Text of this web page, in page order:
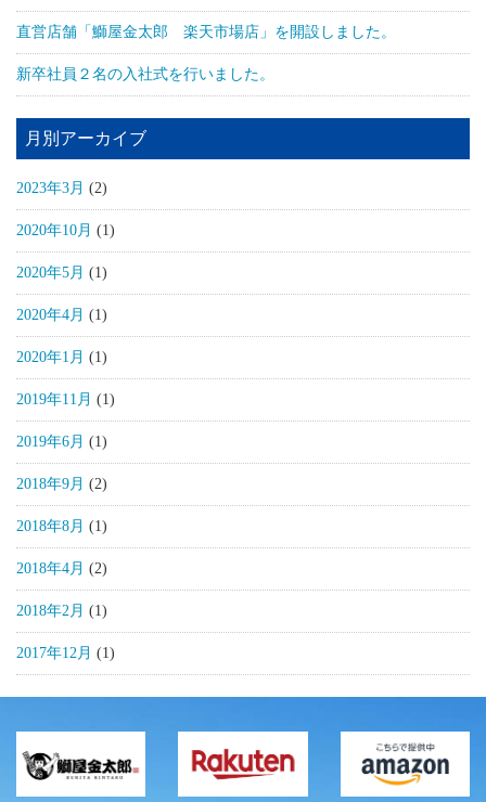
直営店舗「鰤屋金太郎 楽天市場店」を開設しました。
新卒社員２名の入社式を行いました。
月別アーカイブ
2023年3月 (2)
2020年10月 (1)
2020年5月 (1)
2020年4月 (1)
2020年1月 (1)
2019年11月 (1)
2019年6月 (1)
2018年9月 (2)
2018年8月 (1)
2018年4月 (2)
2018年2月 (1)
2017年12月 (1)